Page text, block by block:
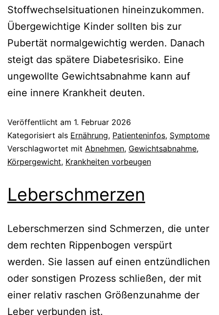
Stoffwechselsituationen hineinzukommen.
Übergewichtige Kinder sollten bis zur
Pubertät normalgewichtig werden. Danach
steigt das spätere Diabetesrisiko. Eine
ungewollte Gewichtsabnahme kann auf
eine innere Krankheit deuten.
Veröffentlicht am 1. Februar 2026
Kategorisiert als Ernährung, Patienteninfos, Symptome
Verschlagwortet mit Abnehmen, Gewichtsabnahme,
Körpergewicht, Krankheiten vorbeugen
Leberschmerzen
Leberschmerzen sind Schmerzen, die unter
dem rechten Rippenbogen verspürt
werden. Sie lassen auf einen entzündlichen
oder sonstigen Prozess schließen, der mit
einer relativ raschen Größenzunahme der
Leber verbunden ist.